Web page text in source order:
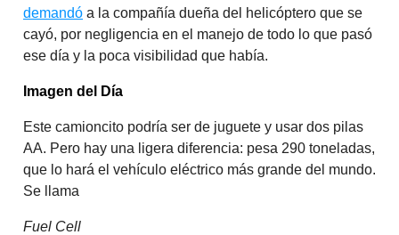
demandó a la compañía dueña del helicóptero que se
cayó, por negligencia en el manejo de todo lo que pasó
ese día y la poca visibilidad que había.
Imagen del Día
Este camioncito podría ser de juguete y usar dos pilas
AA. Pero hay una ligera diferencia: pesa 290 toneladas,
que lo hará el vehículo eléctrico más grande del mundo.
Se llama
Fuel Cell